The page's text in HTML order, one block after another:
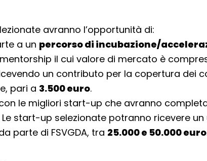
avranno l’opportunità di:
a un percorso di incubazione/
il cui valore di mercato è
un contributo per la copertura dei
pari a 3.500 euro.
le migliori start-up che avranno
Le start-up selezionate potranno ricevere
parte di FSVGDA, tra 25.000 e 50.000 euro